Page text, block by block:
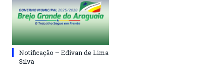
Notificação – Edivan de Lima
Silva